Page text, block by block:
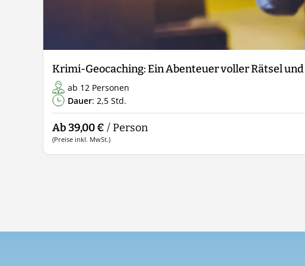
Krimi-Geocaching: Ein Abenteuer voller Rätsel
ab 12 Personen
Dauer: 2,5 Std.
Ab 39,00 € / Person
(Preise inkl. MwSt.)